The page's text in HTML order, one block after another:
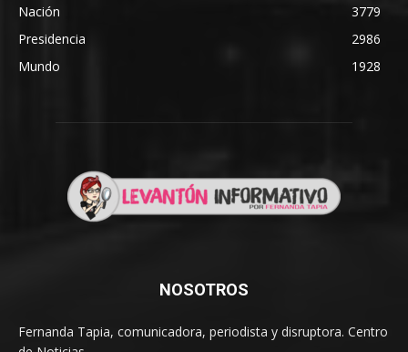
Nación
3779
Presidencia
2986
Mundo
1928
NOSOTROS
Fernanda Tapia, comunicadora, periodista y disruptora. Centro